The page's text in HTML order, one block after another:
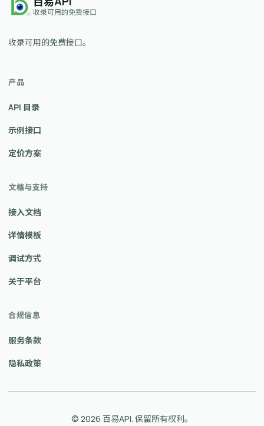
收录可用的免费接口
收录可用的免费接口。
产品
API 目录
示例接口
定价方案
文档与支持
接入文档
详情模板
调试方式
关于平台
合规信息
服务条款
隐私政策
© 2026 百易API. 保留所有权利。